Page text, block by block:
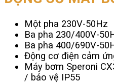
Một pha 230V-50Hz
Ba pha 230/400V-
Ba pha 400/690V-
Động cơ điện cảm
Máy bơm Speroni
/ bảo vệ IP55